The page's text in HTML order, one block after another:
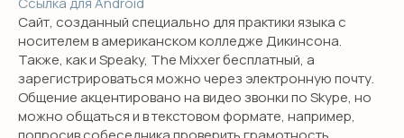
Сайт, созданный специально для практики языка с
носителем в американском колледже Дикинсона.
Также, как и Speaky, The Mixxer бесплатный, а
зарегистрироваться можно через электронную почту.
Общение акцентировано на видео звонки по Skype, но
можно общаться и в текстовом формате, например,